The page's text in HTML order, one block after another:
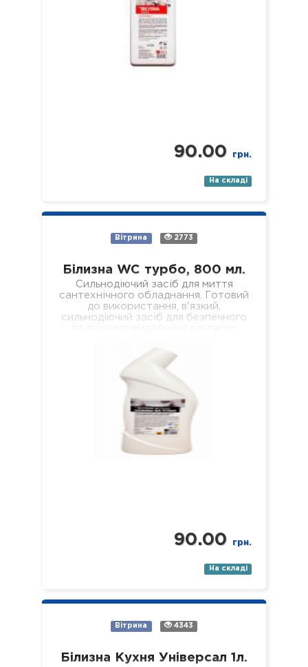
90.00 грн.
На складі
Вітрина 2773
Білизна WC турбо, 800 мл.
Сильнодіючий засіб для миття
сантехнічного обладнання. Готовий
до використання, в'язкий,
сильнодіючий засіб для безпечного
відкладень з внутрішніх поверхонь…
90.00 грн.
На складі
Вітрина 4343
Білизна Кухня Універсал 1л.